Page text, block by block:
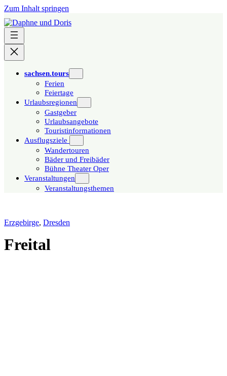
Zum Inhalt springen
sachsen.tours
Ferien
Feiertage
Urlaubsregionen
Gastgeber
Urlaubsangebote
Touristinformationen
Ausflugsziele
Wandertouren
Bäder und Freibäder
Bühne Theater Oper
Veranstaltungen
Veranstaltungsthemen
Erzgebirge, Dresden
Freital